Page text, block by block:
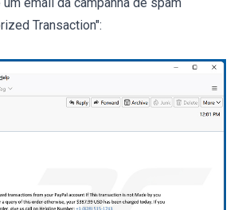
Transaction":